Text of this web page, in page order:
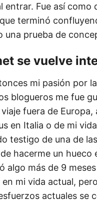
entrar. Fue así
terminó
una prueba de
se vuelve
mi pasión por
blogueros me fue
fuera de
en Italia o de mi
testigo de una de
hacerme un hueco
algo más de 9
mi vida actual,
actuales se